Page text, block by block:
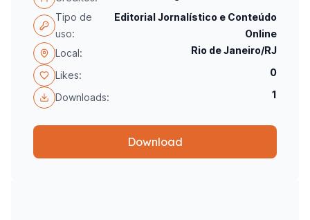
Tipo de
uso:
Editorial Jornalístico e Conteúdo
Online
Local:
Rio de Janeiro/RJ
Likes: 0
Downloads: 1
Download